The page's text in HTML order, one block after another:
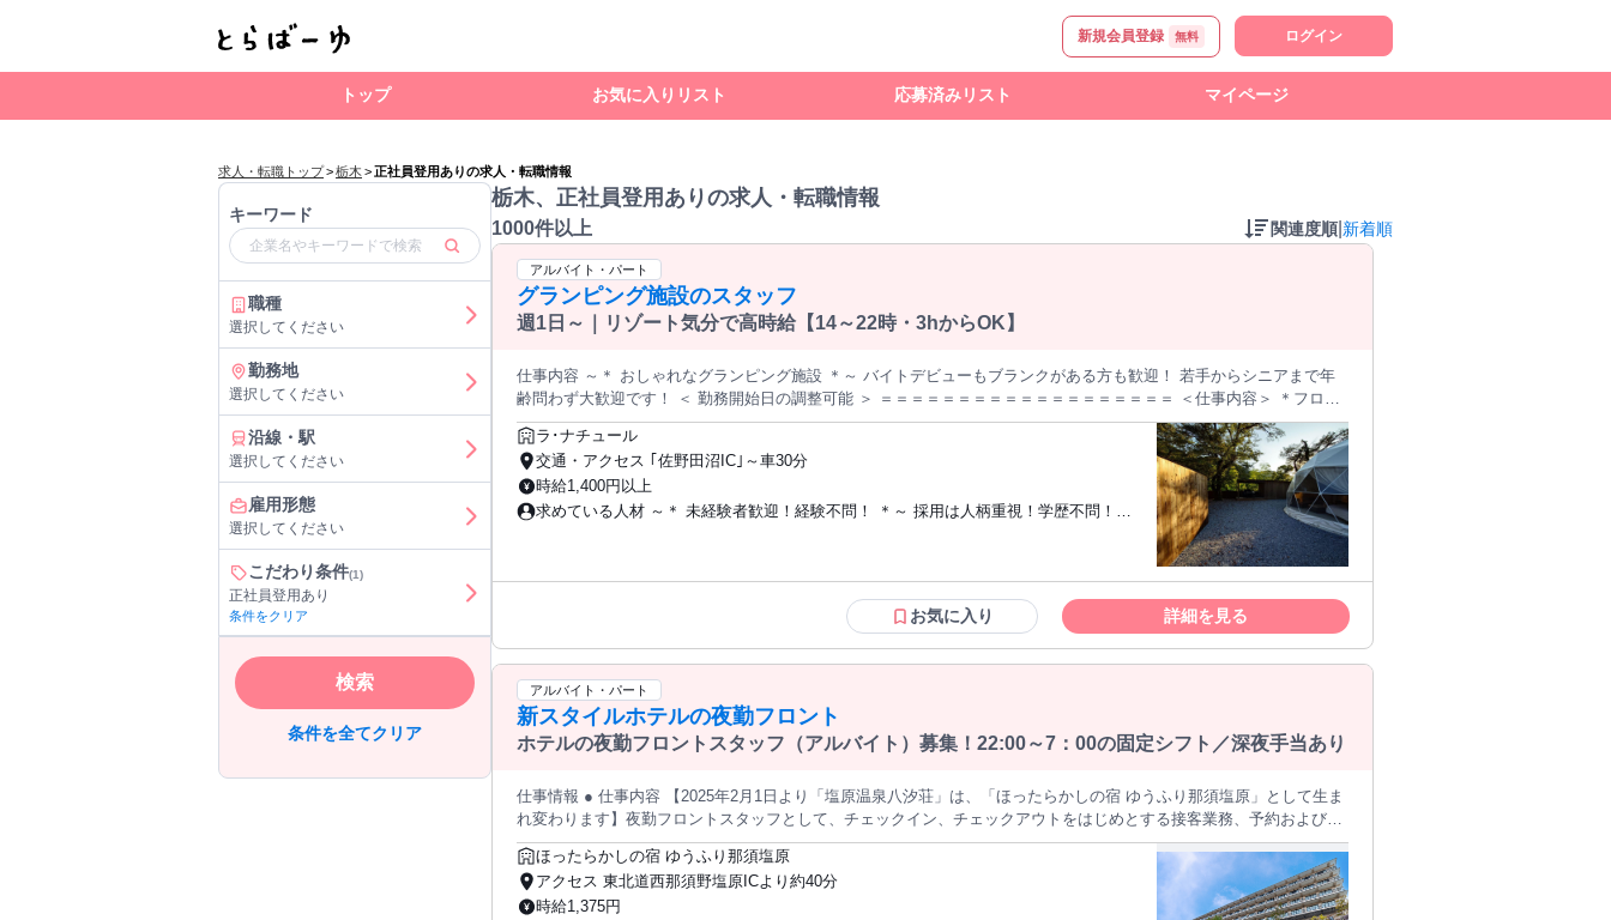
新規会員登録 無料 ログイン
トップ お気に入りリスト 応募済みリスト マイページ
求人・転職トップ>栃木 >正社員登用ありの求人・転職情報
キーワード
職種
選択してください
勤務地
選択してください
沿線・駅
選択してください
雇用形態
選択してください
こだわり条件(1)
正社員登用あり
条件をクリア
検索
条件を全てクリア
栃木、正社員登用ありの求人・転職情報
1000件以上 関連度順 新着順
アルバイト・パート
グランピング施設のスタッフ
週1日～｜リゾート気分で高時給【14～22時・3hからOK】
仕事内容 ～＊ おしゃれなグランピング施設 ＊～ バイトデビューもブランクがある方も歓迎！ 若手からシニアまで年
齢問わず大歓迎です！ ＜ 勤務開始日の調整可能 ＞ ＝＝＝＝＝＝＝＝＝＝＝＝＝＝＝＝＝＝＝ ＜仕事内容＞ ＊フロン
トでの受付、接客 ＊BBQ料理の仕込み、配膳 ＊客室清掃・ベッドメイキング ＊夕方のチェックイン対応 【昼間】清掃
やベッドメイキングがメイン 【夕方・夜】BBQの仕込み、配膳がメイン ＝＝＝＝＝＝＝＝＝＝＝＝＝＝＝＝＝＝ ＜
ラ・ナチュール＞ 都心から車で「約90分」の好立地。 栃木の四季を感じられるグランピング施設。 ポーランド産の、
丸くてかわいい ドームテント（約22畳）です。 プライベートをしっかり確保した 約200㎡のお部屋には BBQ棟、トイ
レ、露天風呂を完備。 1日1組限定の、愛犬と一緒に泊まれる お部屋もご用意しております！ 「小鳥のさえずりをバッ
ラ･ナチュール
交通・アクセス ｢佐野田沼IC｣～車30分
時給1,400円以上
求めている人材 ～＊ 未経験者歓迎！経験不問！ ＊～ 採用は人柄重視！学歴不問！年
＝＝＝＝＝＝＝＝＝＝＝＝＝＝＝ ＜主婦・主夫歓迎！扶養内勤務OK＞ 週1日から相談
のみOK！ 学業との両立応援！シフト調整可能！ ＝＝＝＝＝＝＝＝＝＝＝＝＝＝＝＝
＝＝＝ ＜経験者歓迎！ブランクOK＞ 実際に仕事復帰した方も活躍中です。 フリータ
ー歓迎！副業・WワークOK！ ＜こんな経験も活かせます＞ ・宿泊施設のフロントス
タッフ ・飲食店勤務、雑貨販売などの接客経験 ※上記経験、雇用形態は一切問いませ
ん。 （正社員、アルバイト・パート、 契約社員・派遣社員・委託社員など） ＝＝＝
ある方 ＊旅行や自然が好きな方 ＊ワークライフバランスも大事にしたい方 ＊ホテル
関係の仕事がしたい方 など
お気に入り 詳細を見る
アルバイト・パート
新スタイルホテルの夜勤フロント
ホテルの夜勤フロントスタッフ（アルバイト）募集！22:00～7：00の固定シフト／深夜手当あり
仕事情報 ● 仕事内容 【2025年2月1日より「塩原温泉八汐荘」は、「ほったらかしの宿 ゆうふり那須塩原」として生ま
れ変わります】夜勤フロントスタッフとして、チェックイン、チェックアウトをはじめとする接客業務、予約および問
い合わせ受付業務、館内や周辺施設などの案内業務、経理業務、発注業務、館内巡回などをおこなっていただきます。
ホテルのご紹介 当ホテルは、高台に立地し、塩原温泉エリア一の自慢の眺望とお好みの過ごし方ができる新しい宿泊ス
タイルをご提供します。好きな時間に温泉で癒されるもよし、館内で遊ぶもよし、地元グルメを食べに行くもよし、ホ
テルへ持ち帰り食べるもよし♪もちろん館内販売もあります 経験者優遇！未経験者も◎ ホテルフロント経験のある方、
ほったらかしの宿 ゆうふり那須塩原
アクセス 東北道西那須野塩原ICより約40分
時給1,375円